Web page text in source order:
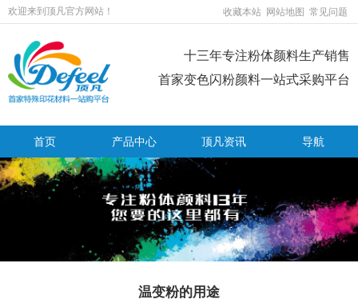
欢迎来到顶凡官方网站！ 收藏本站 网站地图 常见问题
十三年专注粉体颜料生产销售
首家变色闪粉颜料一站式采购平台
首页 产品中心 顶凡资讯 导航
温变粉的用途